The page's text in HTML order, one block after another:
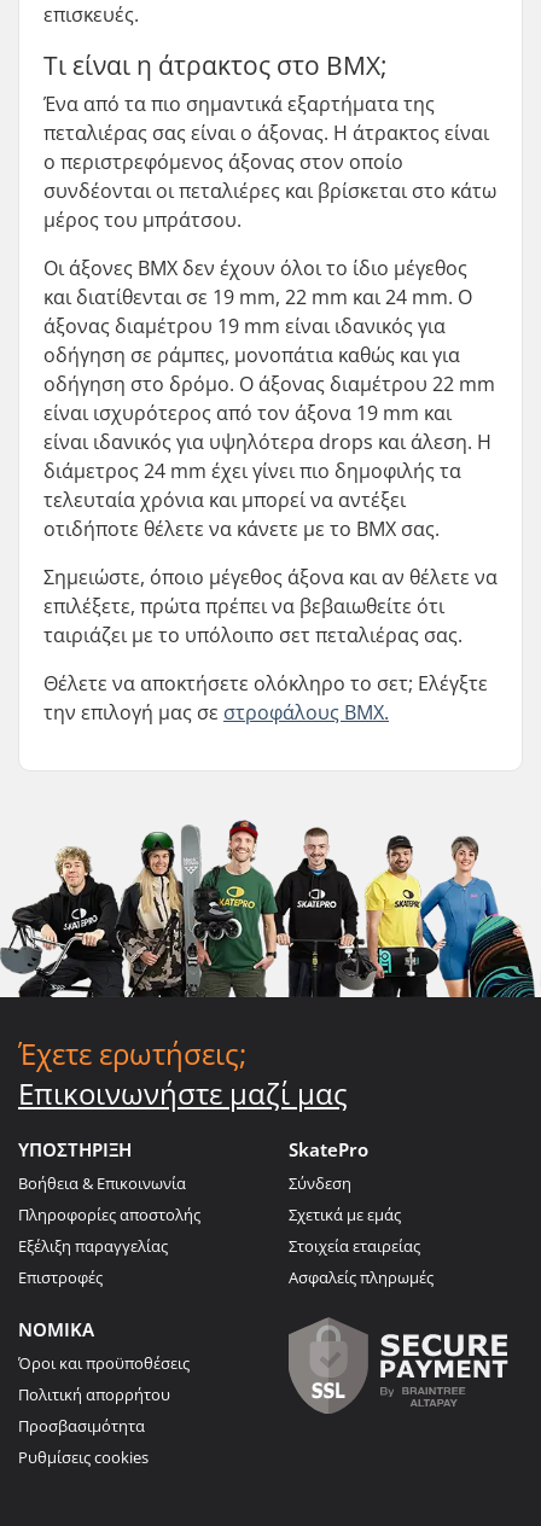
επισκευές.
Τι είναι η άτρακτος στο BMX;
Ένα από τα πιο σημαντικά εξαρτήματα της
πεταλιέρας σας είναι ο άξονας. Η άτρακτος είναι
ο περιστρεφόμενος άξονας στον οποίο
συνδέονται οι πεταλιέρες και βρίσκεται στο κάτω
μέρος του μπράτσου.
Οι άξονες BMX δεν έχουν όλοι το ίδιο μέγεθος
και διατίθενται σε 19 mm, 22 mm και 24 mm. Ο
άξονας διαμέτρου 19 mm είναι ιδανικός για
οδήγηση σε ράμπες, μονοπάτια καθώς και για
οδήγηση στο δρόμο. Ο άξονας διαμέτρου 22 mm
είναι ισχυρότερος από τον άξονα 19 mm και
είναι ιδανικός για υψηλότερα drops και άλεση. Η
διάμετρος 24 mm έχει γίνει πιο δημοφιλής τα
τελευταία χρόνια και μπορεί να αντέξει
οτιδήποτε θέλετε να κάνετε με το BMX σας.
Σημειώστε, όποιο μέγεθος άξονα και αν θέλετε να
επιλέξετε, πρώτα πρέπει να βεβαιωθείτε ότι
ταιριάζει με το υπόλοιπο σετ πεταλιέρας σας.
Θέλετε να αποκτήσετε ολόκληρο το σετ; Ελέγξτε
την επιλογή μας σε στροφάλους BMX.
Έχετε ερωτήσεις;
Επικοινωνήστε μαζί μας
ΥΠΟΣΤΗΡΙΞΗ
Βοήθεια & Επικοινωνία
Πληροφορίες αποστολής
Εξέλιξη παραγγελίας
Επιστροφές
SkatePro
Σύνδεση
Σχετικά με εμάς
Στοιχεία εταιρείας
Ασφαλείς πληρωμές
ΝΟΜΙΚΑ
Όροι και προϋποθέσεις
Πολιτική απορρήτου
Προσβασιμότητα
Ρυθμίσεις cookies